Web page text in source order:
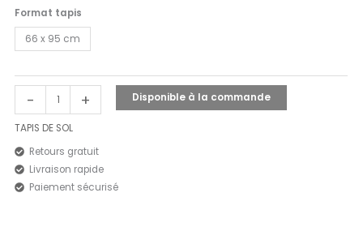
Format tapis
66 x 95 cm
- + Disponible à la commande
TAPIS DE SOL
Retours gratuit
Livraison rapide
Paiement sécurisé